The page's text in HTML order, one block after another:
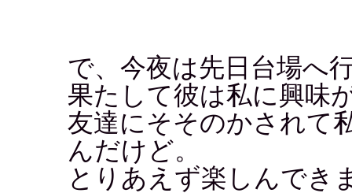
で、今夜は先日台場へ
果たして彼は私に興味
友達にそそのかされて
んだけど。
とりあえず楽しんでき